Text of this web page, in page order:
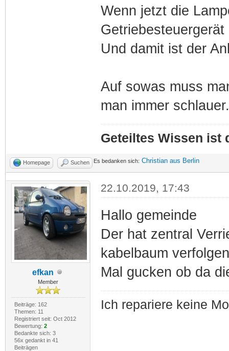
Wenn jetzt die
Und damit ist der
Auf sowas muss
man immer schlauer.
Geteiltes Wissen ist
Homepage Suchen Es bedanken sich: Christian aus Berlin
efkan
Member
Beiträge: 162
Themen: 11
Registriert seit: Oct 2012
Bewertung: 2
Bedankte sich: 3
56x gedankt in 41
Beiträgen
22.10.2019, 17:43
Hallo gemeinde
Der hat zentral
kabelbaum verfolgen
Mal gucken ob da
Ich repariere keine